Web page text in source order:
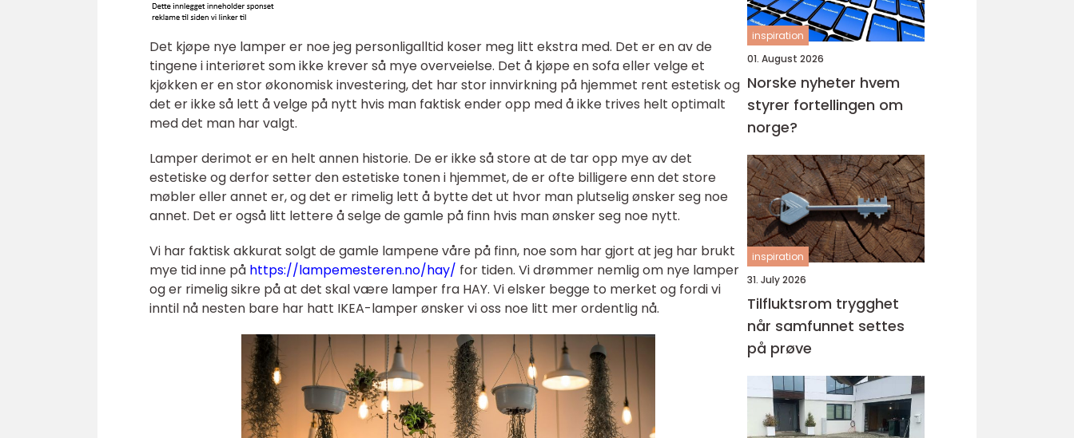
Det kjøpe nye lamper er noe jeg personligalltid koser meg litt ekstra med. Det er en av de
tingene i interiøret som ikke krever så mye overveielse. Det å kjøpe en sofa eller velge et
kjøkken er en stor økonomisk investering, det har stor innvirkning på hjemmet rent estetisk og
det er ikke så lett å velge på nytt hvis man faktisk ender opp med å ikke trives helt optimalt
med det man har valgt.
Lamper derimot er en helt annen historie. De er ikke så store at de tar opp mye av det
estetiske og derfor setter den estetiske tonen i hjemmet, de er ofte billigere enn det store
møbler eller annet er, og det er rimelig lett å bytte det ut hvor man plutselig ønsker seg noe
annet. Det er også litt lettere å selge de gamle på finn hvis man ønsker seg noe nytt.
Vi har faktisk akkurat solgt de gamle lampene våre på finn, noe som har gjort at jeg har brukt
mye tid inne på https://lampemesteren.no/hay/ for tiden. Vi drømmer nemlig om nye lamper
og er rimelig sikre på at det skal være lamper fra HAY. Vi elsker begge to merket og fordi vi
inntil nå nesten bare har hatt IKEA-lamper ønsker vi oss noe litt mer ordentlig nå.
inspiration
01. August 2026
Norske nyheter hvem
styrer fortellingen om
norge?
inspiration
31. July 2026
Tilfluktsrom trygghet
når samfunnet settes
på prøve